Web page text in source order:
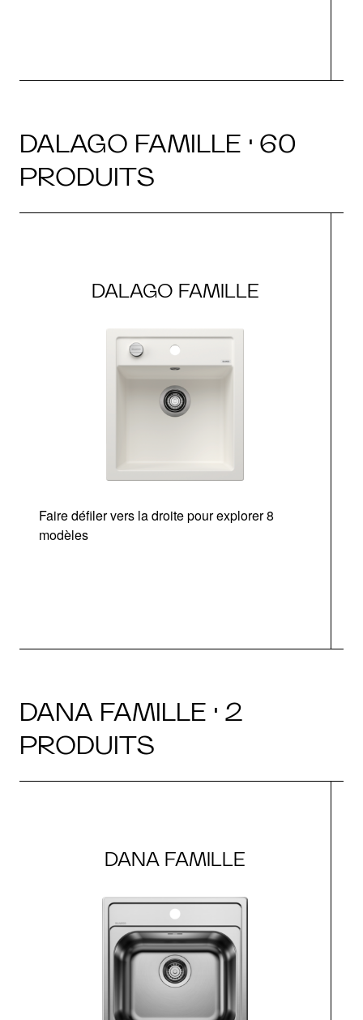
DALAGO FAMILLE · 60
PRODUITS
DALAGO FAMILLE
Faire défiler vers la droite pour explorer 8
modèles
DANA FAMILLE · 2
PRODUITS
DANA FAMILLE